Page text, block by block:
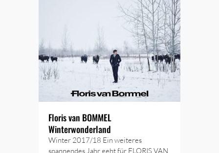
Floris van BOMMEL
Winterwonderland
Winter 2017/18 Ein weiteres
spannendes Jahr geht für FLORIS VAN